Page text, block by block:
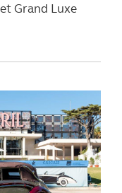
Grand Luxe